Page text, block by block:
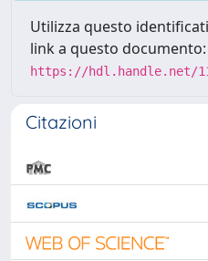
Utilizza questo
link a questo documento:
https://hdl.handle.net/
Citazioni